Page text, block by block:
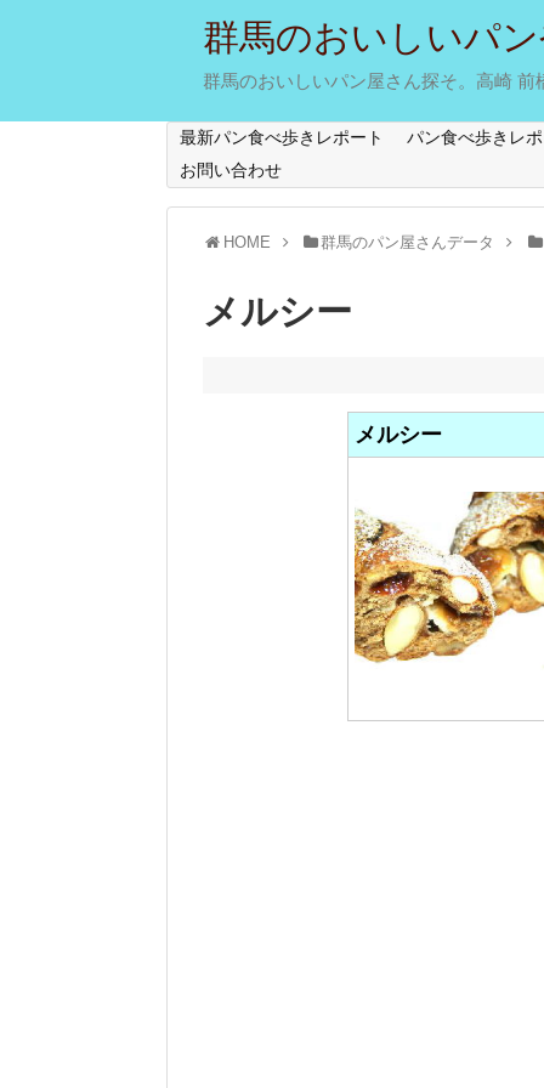
群馬のおいしいパ
群馬のおいしいパン屋さん探そ。高崎
最新パン食べ歩きレポート
パン食べ歩きレ
お問い合わせ
HOME 群馬のパン屋さんデータ
メルシー
メルシー